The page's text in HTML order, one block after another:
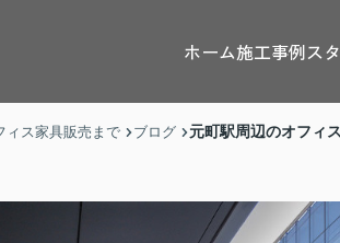
ホーム施工事例ス
ィス家具販売まで ブログ 元町駅周辺のオフィ